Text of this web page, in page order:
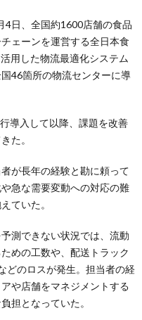
4日、全国約1600店舗の食品
ェーンを運営する全日本食
用した物流最適化システム
46箇所の物流センターに導
導入して以降、課題を改善
た。
が長年の経験と勘に頼って
急な需要変動への対応の難
ていた。
測できない状況では、流動
めの工数や、配送トラック
どのロスが発生。担当者の経
や店舗をマネジメントする
担となっていた。